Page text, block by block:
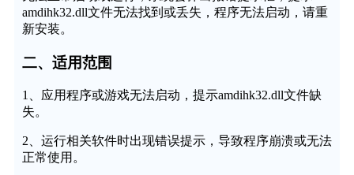
amdihk32.dll文件无法找到或丢失，程序无法启动，请重
新安装。
二、适用范围
1、应用程序或游戏无法启动，提示amdihk32.dll文件缺
失。
2、运行相关软件时出现错误提示，导致程序崩溃或无法
正常使用。